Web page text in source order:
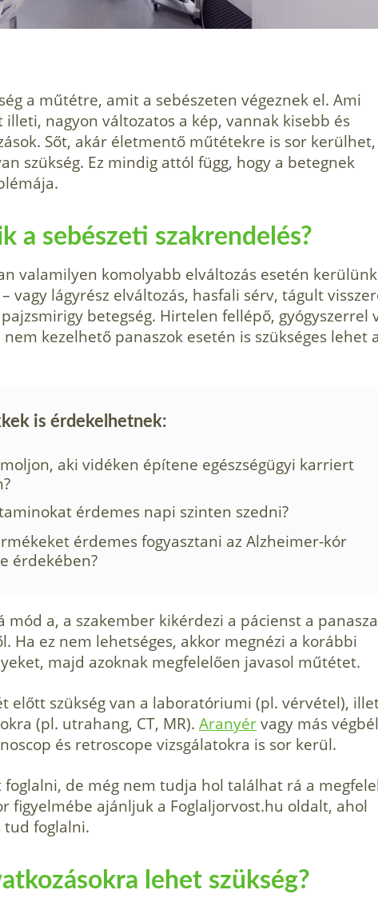
a műtétre, amit a sebészeten végeznek el. Ami
illeti, nagyon változatos a kép, vannak kisebb és
Sőt, akár életmentő műtétekre is sor kerülhet,
szükség. Ez mindig attól függ, hogy a betegnek
a sebészeti szakrendelés?
valamilyen komolyabb elváltozás esetén
vagy lágyrész elváltozás, hasfali sérv, tágult
betegség. Hirtelen fellépő, gyógyszerrel
kezelhető panaszok esetén is szükséges lehet a
is érdekelhetnek:
aki vidéken építene egészségügyi karriert
érdemes napi szinten szedni?
érdemes fogyasztani az Alzheimer-kór
érdekében?
mód a, a szakember kikérdezi a pácienst a
Ha ez nem lehetséges, akkor megnézi a korábbi
majd azoknak megfelelően javasol műtétet.
előtt szükség van a laboratóriumi (pl. vérvétel),
(pl. utrahang, CT, MR). Aranyérvagy más végbél
és retroscope vizsgálatokra is sor kerül.
de még nem tudja hol találhat rá a
figyelmébe ajánljuk a Foglaljorvost.hu oldalt, ahol
foglalni.
lehet szükség?